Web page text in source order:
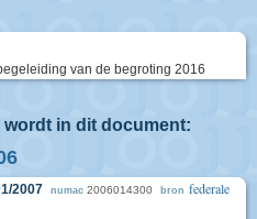
van de begroting 2016
wordt in dit document:
2007 numac 2006014300 bron federale